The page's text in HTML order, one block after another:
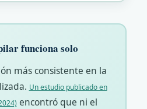
funciona solo
más consistente en la
Un estudio publicado en
encontró que ni el